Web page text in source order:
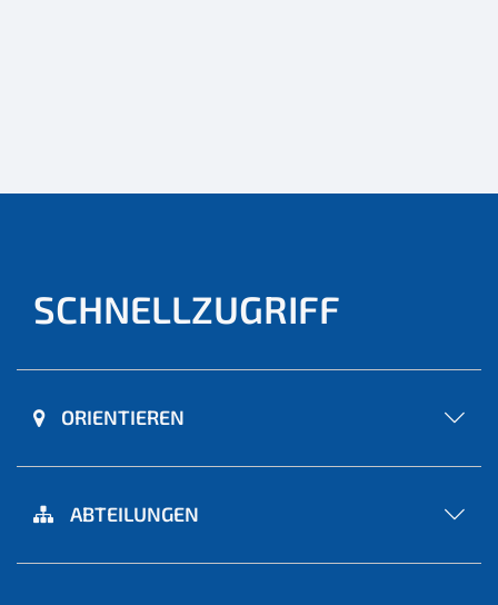
SCHNELLZUGRIFF
ORIENTIEREN
ABTEILUNGEN